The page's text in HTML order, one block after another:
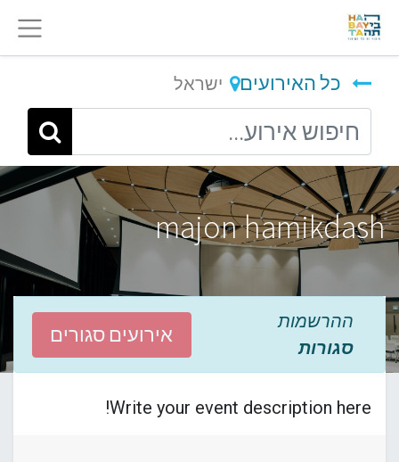
כל האירועים ישראל
majon hamikdash
ההרשמות
סגורות
אירועים סגורים
Write your event description here!